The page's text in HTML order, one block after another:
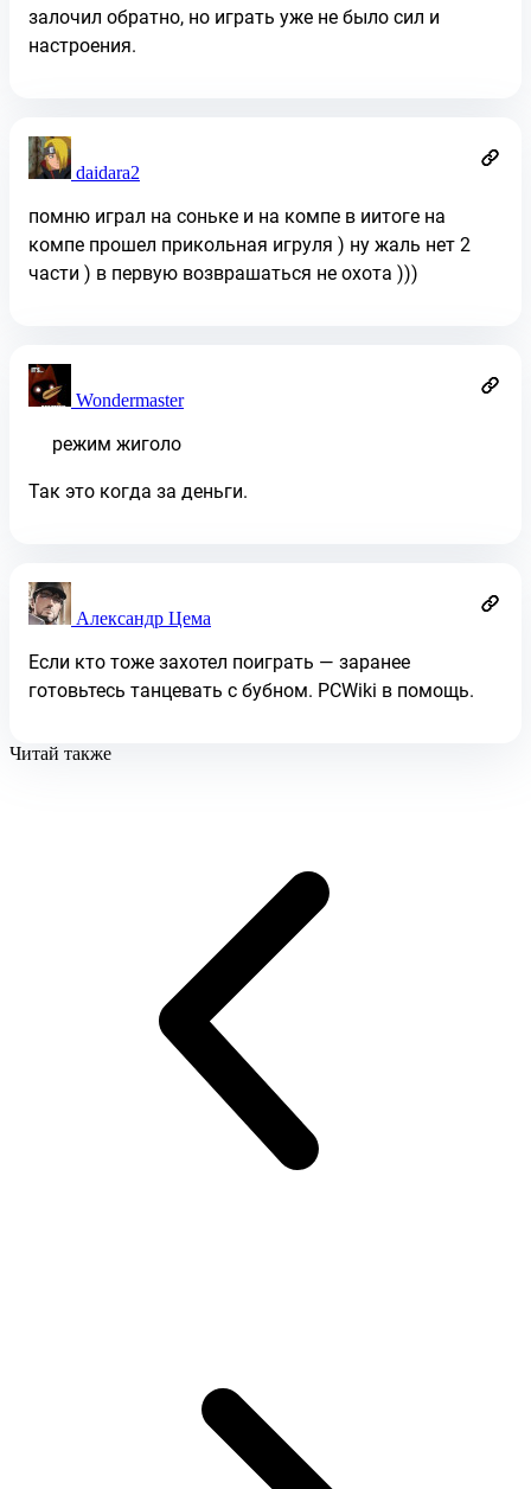
залочил обратно, но играть уже не было сил и
настроения.
daidara2
помню играл на соньке и на компе в иитоге на
компе прошел прикольная игруля ) ну жаль нет 2
части ) в первую возврашаться не охота )))
Wondermaster
режим жиголо
Так это когда за деньги.
Александр Цема
Если кто тоже захотел поиграть — заранее
готовьтесь танцевать с бубном. PCWiki в помощь.
Читай также